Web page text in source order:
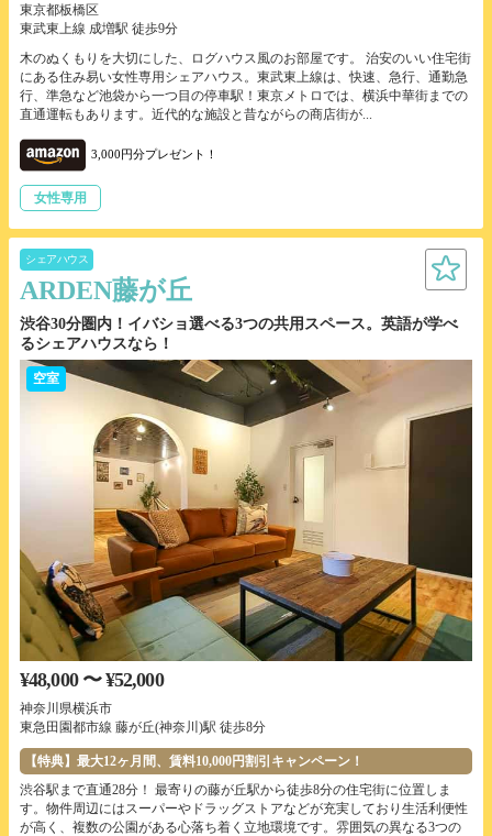
東京都板橋区
東武東上線 成増駅 徒歩9分
木のぬくもりを大切にした、ログハウス風のお部屋です。 治安のいい住宅街
にある住み易い女性専用シェアハウス。東武東上線は、快速、急行、通勤急
行、準急など池袋から一つ目の停車駅！東京メトロでは、横浜中華街までの
直通運転もあります。近代的な施設と昔ながらの商店街が...
3,000円分プレゼント！
女性専用
シェアハウス
ARDEN藤が丘
渋谷30分圏内！イバショ選べる3つの共用スペース。英語が学べ
るシェアハウスなら！
空室
¥48,000 〜 ¥52,000
神奈川県横浜市
東急田園都市線 藤が丘(神奈川)駅 徒歩8分
【特典】最大12ヶ月間、賃料10,000円割引キャンペーン！
渋谷駅まで直通28分！ 最寄りの藤が丘駅から徒歩8分の住宅街に位置しま
す。物件周辺にはスーパーやドラッグストアなどが充実しており生活利便性
が高く、複数の公園がある心落ち着く立地環境です。雰囲気の異なる3つの